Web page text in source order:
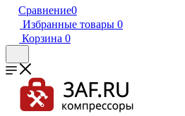
Сравнение0
Избранные товары 0
Корзина 0